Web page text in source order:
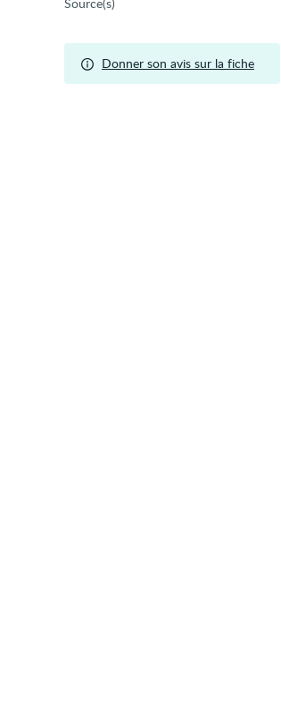
Donner son avis sur la fiche